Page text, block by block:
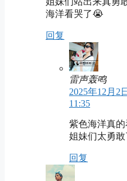
海洋看哭了😭
回复
雷声轰鸣
2025年12月2
11:35
紫色海洋真的
姐妹们太勇敢
回复